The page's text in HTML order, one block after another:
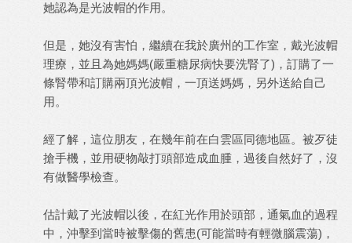
她認為是光波帽的作用。
但是，她沒有害怕，繼續在我於廣州的工作室，戴光波帽
理療，並且為她媽媽(嚴重糖尿病快要洗腎了)，訂購了一
條腎帶和訂購兩頂光波帽，一頂送媽媽，另外送給自己
用。
經了解，這位朋友，在幾年前在白雲區同德地區。被歹徒
搶手機，並用硬物敲打頭部造成血腫，過後自然好了，沒
有做醫學檢查。
估計戴了光波帽以後，在紅光作用於頭部，通氣血的過程
中，沖擊到當時被擊傷的舊患(可能當時有輕微腦震蕩)，